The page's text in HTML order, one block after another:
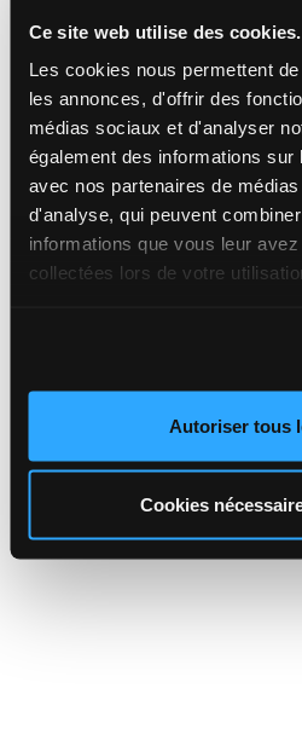
Ce site web utilise des cookies.
Les cookies nous permettent
les annonces, d'offrir des
médias sociaux et d'analyser
également des informations
avec nos partenaires de
d'analyse, qui peuvent
informations que vous leur
collectées lors de votre
Autoriser tous
Cookies